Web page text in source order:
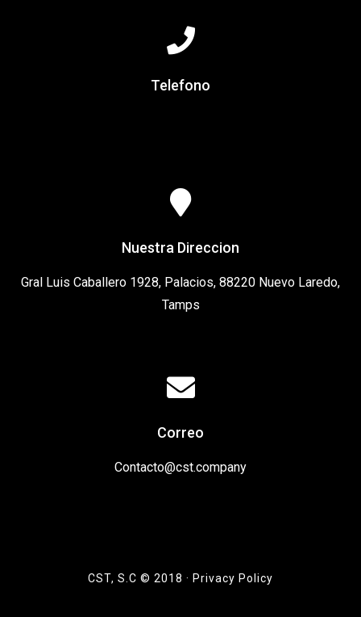
Telefono
Nuestra Direccion
Gral Luis Caballero 1928, Palacios, 88220 Nuevo Laredo,
Tamps
Correo
Contacto@cst.company
CST, S.C © 2018 · Privacy Policy